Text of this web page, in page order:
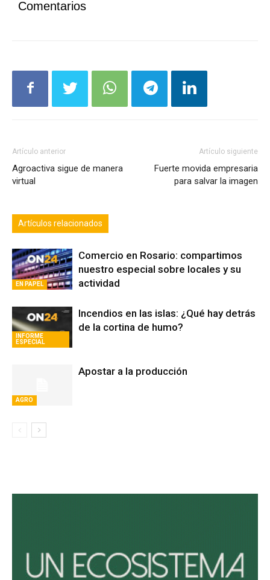
Comentarios
Artículo anterior
Agroactiva sigue de manera
virtual
Artículo siguiente
Fuerte movida empresaria
para salvar la imagen
Artículos relacionados
EN PAPEL
Comercio en Rosario: compartimos
nuestro especial sobre locales y su
actividad
INFORME
ESPECIAL
Incendios en las islas: ¿Qué hay detrás
de la cortina de humo?
AGRO
Apostar a la producción